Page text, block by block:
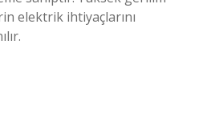
elektrik ihtiyaçlarını